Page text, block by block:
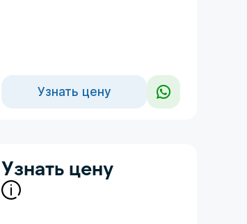
Узнать цену
Узнать цену